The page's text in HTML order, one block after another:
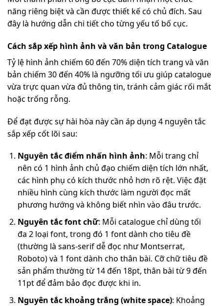
năng riêng biệt và cần được thiết kế có chủ đích. Sau
đây là hướng dẫn chi tiết cho từng yếu tố bố cục.
Cách sắp xếp hình ảnh và văn bản trong Catalogue
Tỷ lệ hình ảnh chiếm 60 đến 70% diện tích trang và văn
bản chiếm 30 đến 40% là ngưỡng tối ưu giúp catalogue
vừa trực quan vừa đủ thông tin, tránh cảm giác rối mắt
hoặc trống rỗng.
Để đạt được sự hài hòa này cần áp dụng 4 nguyên tắc
sắp xếp cốt lõi sau:
Nguyên tắc điểm nhấn hình ảnh: Mỗi trang chỉ
nên có 1 hình ảnh chủ đạo chiếm diện tích lớn nhất,
các hình phụ có kích thước nhỏ hơn rõ rệt. Việc đặt
nhiều hình cùng kích thước làm người đọc mất
phương hướng và không biết nhìn vào đâu trước.
Nguyên tắc font chữ: Mỗi catalogue chỉ dùng tối
đa 2 loại font, trong đó 1 font dành cho tiêu đề
(thường là sans-serif dễ đọc như Montserrat,
Roboto) và 1 font dành cho thân bài. Cỡ chữ tiêu đề
sản phẩm thường từ 14 đến 18pt, thân bài từ 9 đến
11pt để đảm bảo đọc được khi in.
Nguyên tắc khoảng trắng (white space): Khoảng